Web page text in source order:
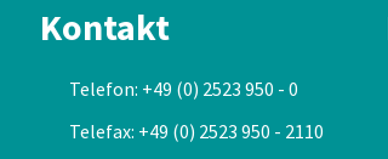
Kontakt
Telefon: +49 (0) 2523 950 - 0
Telefax: +49 (0) 2523 950 - 2110